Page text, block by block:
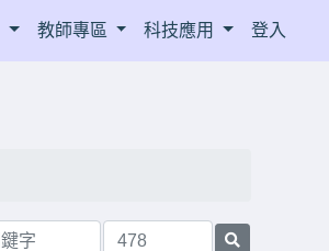
教師專區 科技應用 登入